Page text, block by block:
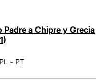
a Chipre y Grecia
PL - PT